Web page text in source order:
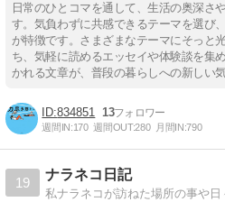
日常のひとコマを通して、生活の奥深さ
す。気負わずに共感できるテーマを選び
が特徴です。さまざまなテーマにそっと
ち、気軽に読めるエッセイや体験談を集
かれる文章が、普段の暮らしへの新しい
834851 13
週間IN:170 週間OUT:280 月間IN:790
19
ナラネコ日記